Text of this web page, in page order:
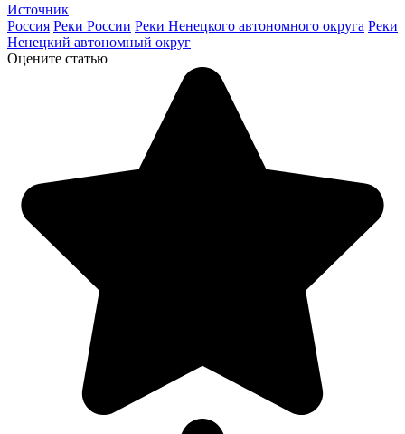
Источник
Россия Реки России Реки Ненецкого автономного округа Реки
Ненецкий автономный округ
Оцените статью